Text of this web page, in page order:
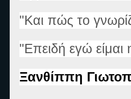
"Και πώς το
"Επειδή εγώ
Ξανθίππη